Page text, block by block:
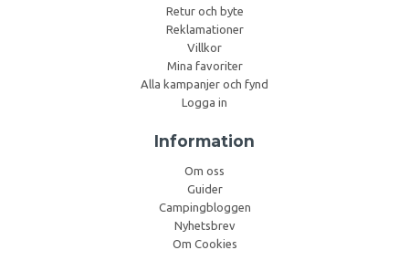
Retur och byte
Reklamationer
Villkor
Mina favoriter
Alla kampanjer och fynd
Logga in
Information
Om oss
Guider
Campingbloggen
Nyhetsbrev
Om Cookies